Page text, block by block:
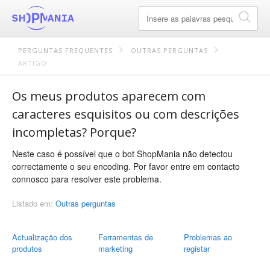
PERGUNTAS FREQUENTES
OUTRAS PERGUNTAS
ARTIGO
Actualização dos
produtos
Ferramentas de
marketing
Problemas ao
registar
Os meus produtos aparecem com
caracteres esquisitos ou com descrições
incompletas? Porque?
Neste caso é possível que o bot ShopMania não detectou
correctamente o seu encoding. Por favor entre em contacto
connosco para resolver este problema.
Listado em: Outras perguntas